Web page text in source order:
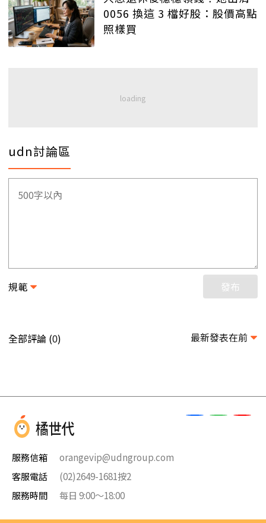
0056 換這 3 檔好股：股價高點
照樣買
udn討論區
規範 發布
全部評論 (0) 最新發表在前
服務信箱
orangevip@udngroup.com
客服電話
(02)2649-1681按2
服務時間
每日 9:00～18:00